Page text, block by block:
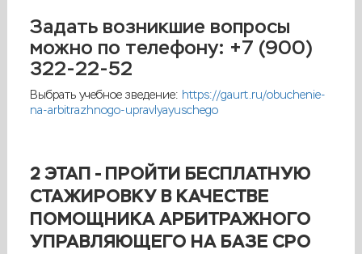
Задать возникшие вопросы
можно по телефону: +7 (900)
322-22-52
Выбрать учебное зведение: https://gaurt.ru/obuchenie-
na-arbitrazhnogo-upravlyayuschego
2 ЭТАП - ПРОЙТИ БЕСПЛАТНУЮ
СТАЖИРОВКУ В КАЧЕСТВЕ
ПОМОЩНИКА АРБИТРАЖНОГО
УПРАВЛЯЮЩЕГО НА БАЗЕ СРО